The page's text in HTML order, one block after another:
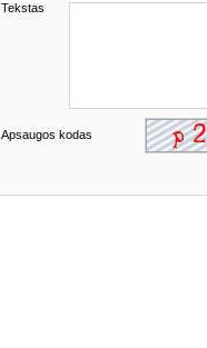
Tekstas
Apsaugos kodas